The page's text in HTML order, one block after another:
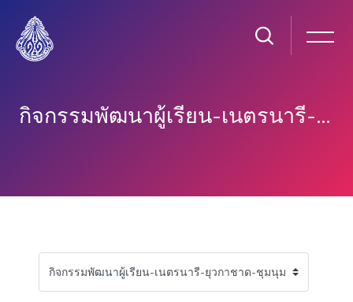
กิจกรรมพัฒนาผู้เรียน-เนตรนารี-ยุวกาชาด-ชุมนุม